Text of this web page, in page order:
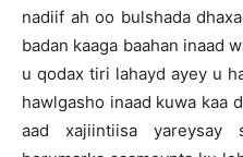
nadiif ah oo bulshada
badan kaaga baahan inaad
u qodax tiri lahayd ayey u
hawlgasho inaad kuwa kaa
aad xajiintiisa